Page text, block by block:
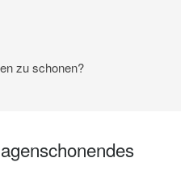
zu schonen?